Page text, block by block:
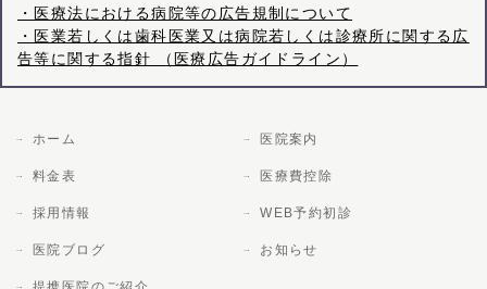
・医療法における病院等の広告規制について
・医業若しくは歯科医業又は病院若しくは診療所に関する広
告等に関する指針 （医療広告ガイドライン）
ホーム 医院案内
料金表 医療費控除
採用情報 WEB予約初診
医院ブログ お知らせ